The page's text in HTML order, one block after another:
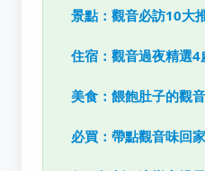
景點：觀音必訪10大
住宿：觀音過夜精選
美食：餵飽肚子的觀
必買：帶點觀音味回家